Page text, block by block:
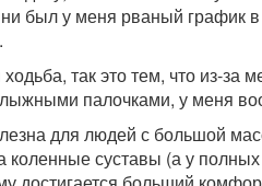
был у меня рваный график
так это тем, что из-за
палочками, у меня
для людей с большой
коленные суставы (а у